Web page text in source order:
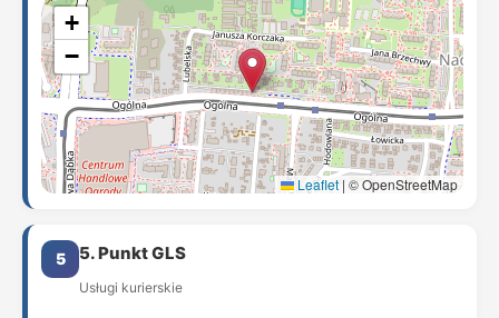
+
−
Leaflet | © OpenStreetMap
5 5. Punkt GLS
Usługi kurierskie